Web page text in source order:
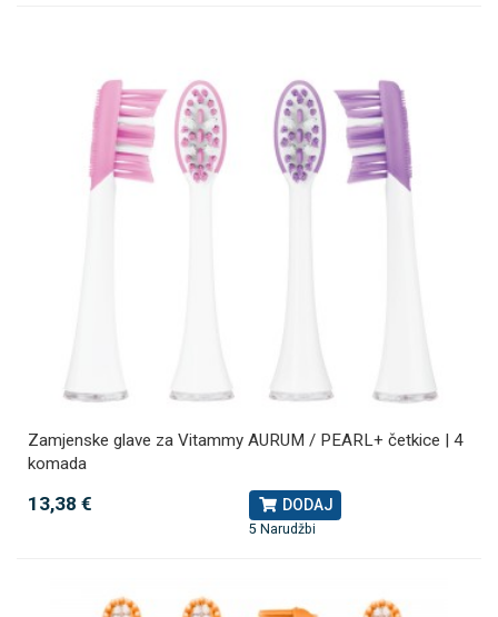
Zamjenske glave za Vitammy AURUM / PEARL+ četkice | 4
komada
13,38 € DODAJ
5 Narudžbi